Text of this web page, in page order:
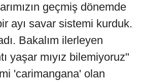
geçmiş dönemde
ayı savar sistemi kurduk.
Bakalım ilerleyen
yaşar mıyız bilemiyoruz"
'carimangana' olan